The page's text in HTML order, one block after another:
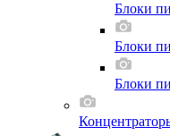
Блоки
Блоки
Блоки